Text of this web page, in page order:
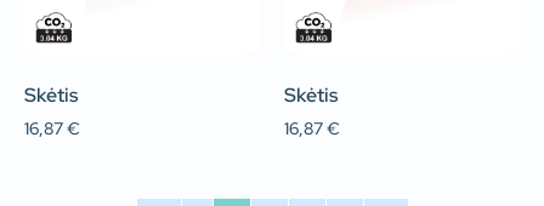
Skėtis
16,87€
Skėtis
16,87€